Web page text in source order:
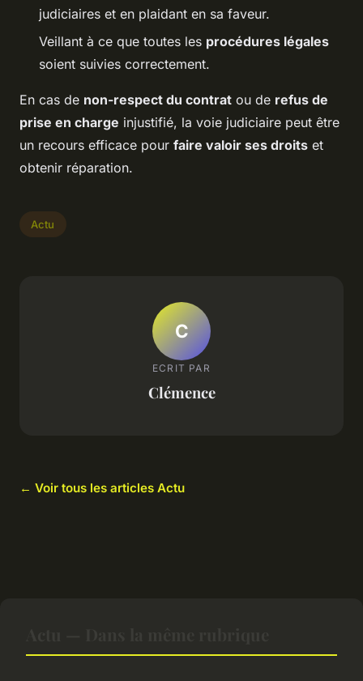
judiciaires et en plaidant en sa faveur.
Veillant à ce que toutes les procédures légales
soient suivies correctement.
En cas de non-respect du contrat ou de refus de
prise en charge injustifié, la voie judiciaire peut être
un recours efficace pour faire valoir ses droits et
obtenir réparation.
Actu
C
ECRIT PAR
Clémence
← Voir tous les articles Actu